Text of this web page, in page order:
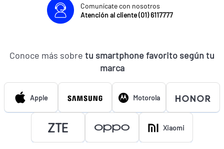
Comunícate con nosotros
Atención al cliente (01) 6117777
Conoce más sobre tu smartphone favorito según tu
marca
Apple Motorola
Xiaomi